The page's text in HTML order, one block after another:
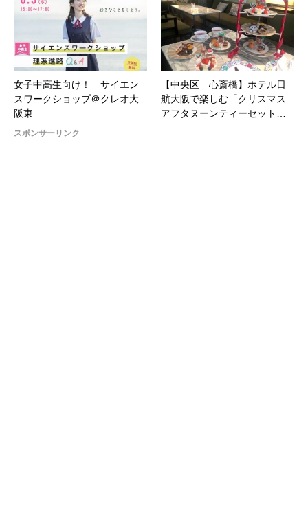
女子中高生向け！ サイエン
スワークショップ＠クレオ大
阪東
【中央区 心斎橋】ホテル日
航大阪で楽しむ「クリスマス
アフタヌーンティーセット…
スポンサーリンク